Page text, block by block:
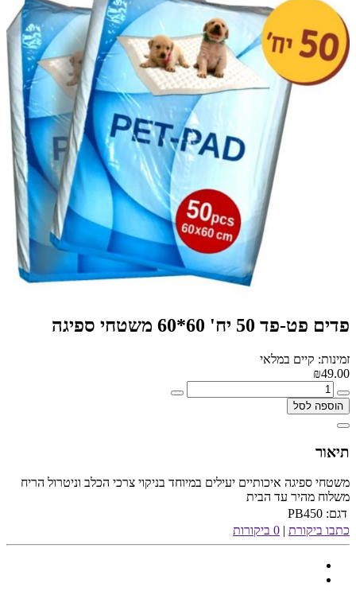
פדים פט-פד 50 יח' 60*60 משטחי ספיגה
זמינות: קיים במלאי
₪49.00
הוספה לסל
תיאור
משטחי ספיגה איכותיים יעילים במיוחד בניקוי צרכי הכלב וניטרול הריח
משלוח מהיר עד הבית
דגם: PB450
כתבו ביקורת | 0 ביקורות